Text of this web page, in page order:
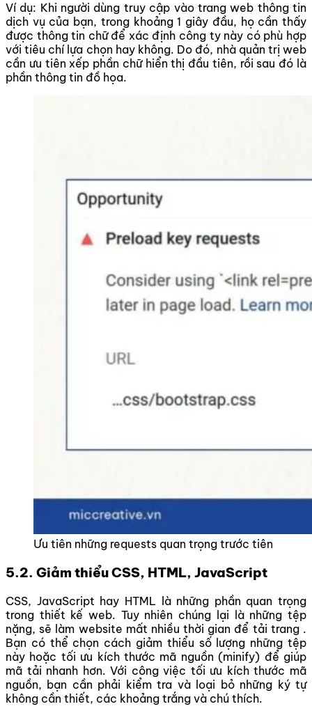
Ví dụ: Khi người dùng truy cập vào trang web thông tin
dịch vụ của bạn, trong khoảng 1 giây đầu, họ cần thấy
được thông tin chữ để xác định công ty này có phù hợp
với tiêu chí lựa chọn hay không. Do đó, nhà quản trị web
cần ưu tiên xếp phần chữ hiển thị đầu tiên, rồi sau đó là
phần thông tin đồ họa.
Ưu tiên những requests quan trọng trước tiên
5.2. Giảm thiểu CSS, HTML, JavaScript
CSS, JavaScript hay HTML là những phần quan trọng
trong thiết kế web. Tuy nhiên chúng lại là những tệp
nặng, sẽ làm website mất nhiều thời gian để tải trang .
Bạn có thể chọn cách giảm thiểu số lượng những tệp
này hoặc tối ưu kích thước mã nguồn (minify) để giúp
mã tải nhanh hơn. Với công việc tối ưu kích thước mã
nguồn, bạn cần phải kiểm tra và loại bỏ những ký tự
không cần thiết, các khoảng trắng và chú thích.